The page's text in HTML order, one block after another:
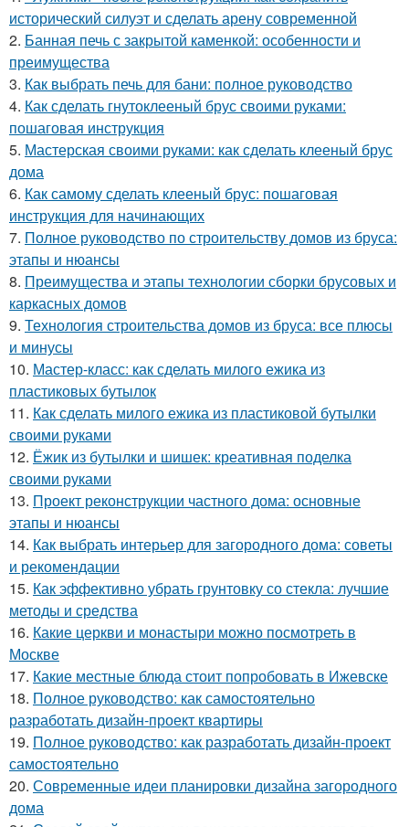
исторический силуэт и сделать арену современной
2. Банная печь с закрытой каменкой: особенности и
преимущества
3. Как выбрать печь для бани: полное руководство
4. Как сделать гнутоклееный брус своими руками:
пошаговая инструкция
5. Мастерская своими руками: как сделать клееный брус
дома
6. Как самому сделать клееный брус: пошаговая
инструкция для начинающих
7. Полное руководство по строительству домов из бруса:
этапы и нюансы
8. Преимущества и этапы технологии сборки брусовых и
каркасных домов
9. Технология строительства домов из бруса: все плюсы
и минусы
10. Мастер-класс: как сделать милого ежика из
пластиковых бутылок
11. Как сделать милого ежика из пластиковой бутылки
своими руками
12. Ёжик из бутылки и шишек: креативная поделка
своими руками
13. Проект реконструкции частного дома: основные
этапы и нюансы
14. Как выбрать интерьер для загородного дома: советы
и рекомендации
15. Как эффективно убрать грунтовку со стекла: лучшие
методы и средства
16. Какие церкви и монастыри можно посмотреть в
Москве
17. Какие местные блюда стоит попробовать в Ижевске
18. Полное руководство: как самостоятельно
разработать дизайн-проект квартиры
19. Полное руководство: как разработать дизайн-проект
самостоятельно
20. Современные идеи планировки дизайна загородного
дома